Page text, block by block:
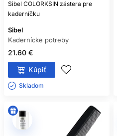
Sibel COLORKSIN zástera pre
kaderníčku
Sibel
Kadernícke potreby
21.60 €
Kúpiť
Skladom ㅤ